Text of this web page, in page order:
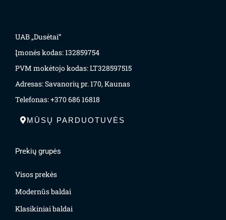
UAB „Dusėtai“
Įmonės kodas: 132859754
PVM mokėtojo kodas: LT328597515
Adresas: Savanorių pr. 170, Kaunas
Telefonas: +370 686 16818
MŪSŲ PARDUOTUVĖS
Prekių grupės
Visos prekės
Modernūs baldai
Klasikiniai baldai